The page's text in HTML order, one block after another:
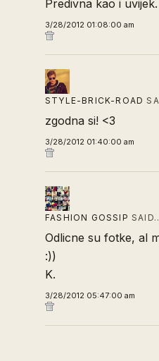
Predivna kao i uvijek.
3/28/2012 01:08:00 am
STYLE-BRICK-ROAD
zgodna si! <3
3/28/2012 01:40:00 am
FASHION GOSSIP
Odlicne su fotke, al
:))
K.
3/28/2012 05:47:00 am